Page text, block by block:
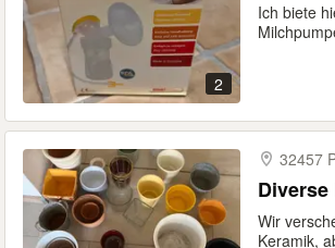
2
Ich biete
32457
Wir
Keramik,